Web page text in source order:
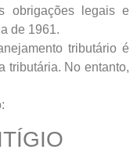
obrigações legais e
de 1961.
tributário é
tributária. No entanto,